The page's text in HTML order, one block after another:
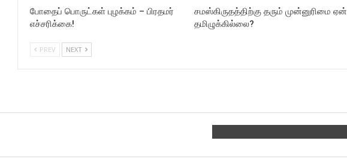
போதைப் பொருட்கள் புழக்கம் – பிரதமர்
எச்சரிக்கை!
சமஸ்கிருதத்திற்கு தரும் முன்னுரிமை ஏன்
தமிழுக்கில்லை?
PREV NEXT